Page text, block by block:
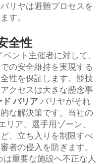
リヤは避難プロセスを
す。
全性
ント主催者に対して、
の安全維持を実現する
性を保証します。競技
クセスは大きな懸念事
バリア バリヤがそれ
な解決策です。当社の
ア、選手用ゾーン、
、立ち入りを制限すべ
者の侵入を防ぎます。
重要な施設へ不正な人